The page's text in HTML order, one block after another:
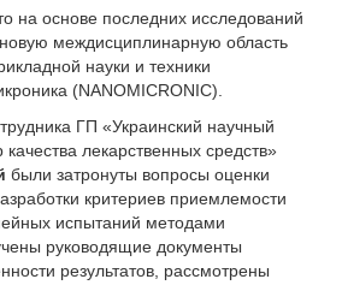
на основе последних исследований
новую междисциплинарную область
науки и техники
(NANOMICRONIC).
ГП «Украинский научный
лекарственных средств»
были затронуты вопросы оценки
критериев приемлемости
испытаний методами
руководящие документы
результатов, рассмотрены